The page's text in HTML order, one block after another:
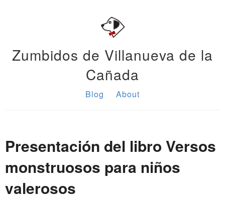
Zumbidos de Villanueva de la
Cañada
Blog About
Presentación del libro Versos
monstruosos para niños
valerosos